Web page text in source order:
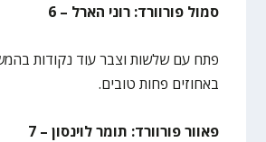
סמול פורוורד: רוני הארל – 6
פתח עם שלשות וצבר עוד נקודות
באחוזים פחות טובים.
פאוור פורוורד: תומר לוינסון – 7